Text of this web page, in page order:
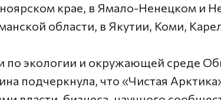
крае, в Ямало-Ненецком и
области, в Якутии, Коми,
по экологии и окружающей среде
подчеркнула, что «Чистая